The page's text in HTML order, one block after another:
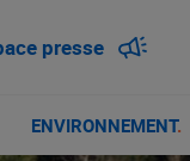
presse
ENVIRONNEMENT.